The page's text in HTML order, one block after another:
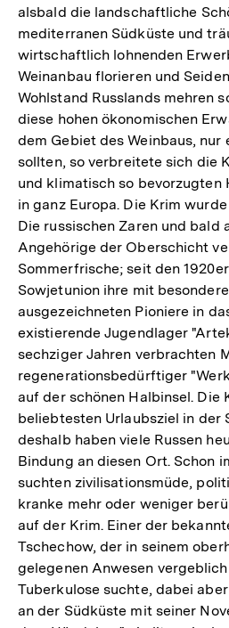
alsbald die landschaftliche
mediterranen Südküste und
wirtschaftlich lohnenden
Weinanbau florieren und
Wohlstand Russlands mehren
diese hohen ökonomischen
dem Gebiet des Weinbaus,
sollten, so verbreitete sich die
und klimatisch so bevorzugten
in ganz Europa. Die Krim
Die russischen Zaren und bald
Angehörige der Oberschicht
Sommerfrische; seit den
Sowjetunion ihre mit
ausgezeichneten Pioniere in
existierende Jugendlager
sechziger Jahren verbrachten
regenerationsbedürftiger
auf der schönen Halbinsel. Die
beliebtesten Urlaubsziel in der
deshalb haben viele Russen
Bindung an diesen Ort. Schon
suchten zivilisationsmüde,
kranke mehr oder weniger
auf der Krim. Einer der
Tschechow, der in seinem
gelegenen Anwesen
Tuberkulose suchte, dabei
an der Südküste mit seiner